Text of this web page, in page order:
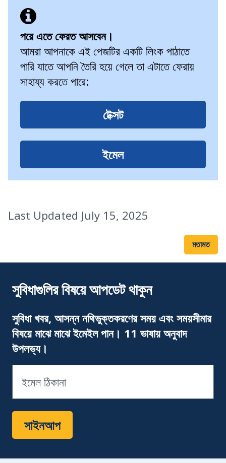
পরে এতে ফেরত আসবেন।
আমরা আপনাকে এই পেজটির একটি লিংক পাঠাতে
পারি যাতে আপনি তৈরি হয়ে গেলে তা এটাতে ফেরায়
সাহায্য করতে পারে:
টেক্সট
ইমেল
Last Updated July 15, 2025
মতামত
সুবিধাগুলির বিষয়ে আপডেট থাকুন
সুবিধা খবর, আসন্ন নথিভুক্তকরণের সময় এবং সময়সীমার
বিষয়ে মাঝে মাঝে ইমেইল পান। 11 ভাষায় অনুবাদ
উপলভ্য।
সাইনআপ